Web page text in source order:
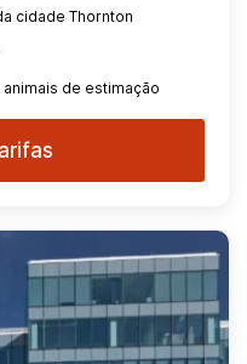
cidade Thornton
animais de estimação